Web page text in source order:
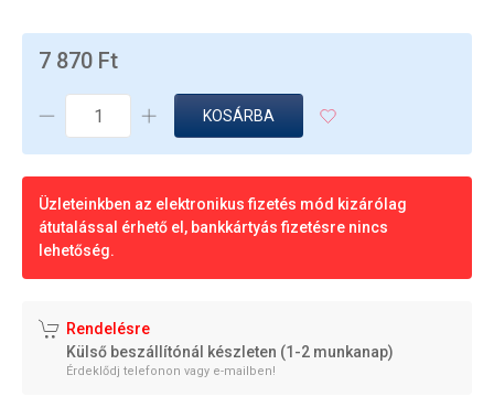
7 870 Ft
KOSÁRBA
Üzleteinkben az elektronikus fizetés mód kizárólag
átutalással érhető el, bankkártyás fizetésre nincs
lehetőség.
Rendelésre
Külső beszállítónál készleten (1-2 munkanap)
Érdeklődj telefonon vagy e-mailben!